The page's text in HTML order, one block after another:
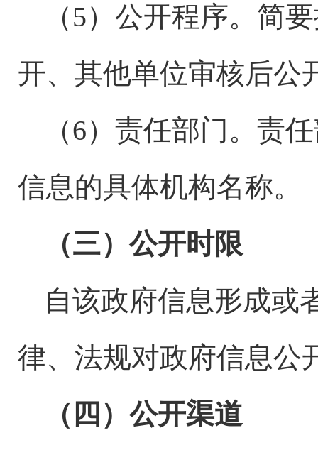
（5）公开程序。简
开、其他单位审核后公
（6）责任部门。责
信息的具体机构名称。
（三）公开时限
自该政府信息形成或
律、法规对政府信息公
（四）公开渠道